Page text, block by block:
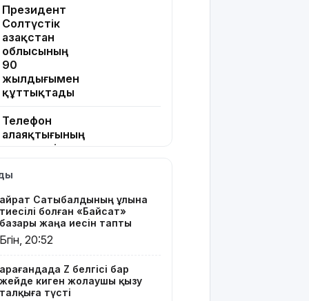
Президент
Солтүстік
Қазақстан
облысының
90
жылдығымен
құттықтады
Телефон
алаяқтығының
жаңа түрі
ескерту
Қазақстандағы
ең қымбат
мамандықтар
ақысы
қанша?
Қайрат Сатыбалдының ұлына
тиесілі болған «Байсат»
базары жаңа иесін тапты
Бүгін, 20:52
Қарағандада Z белгісі бар
жейде киген жолаушы қызу
талқыға түсті